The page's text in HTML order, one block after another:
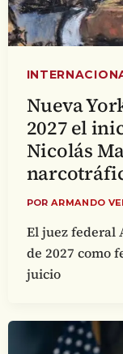
Nueva
2027 el
Nicolás
POR ARMANDO
El juez federal
de 2027 como
juicio